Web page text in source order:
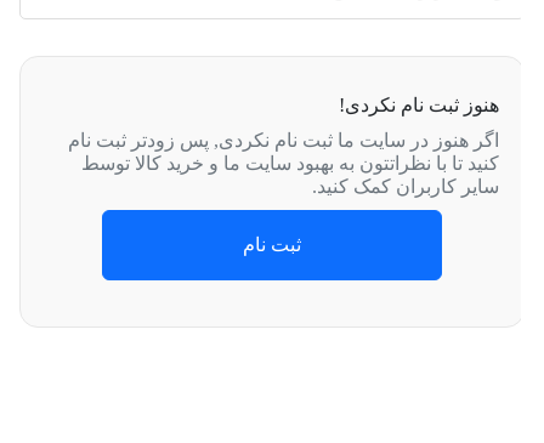
هنوز ثبت نام نکردی!
اگر هنوز در سایت ما ثبت نام نکردی, پس زودتر ثبت نام
کنید تا با نظراتتون به بهبود سایت ما و خرید کالا توسط
سایر کاربران کمک کنید.
ثبت نام